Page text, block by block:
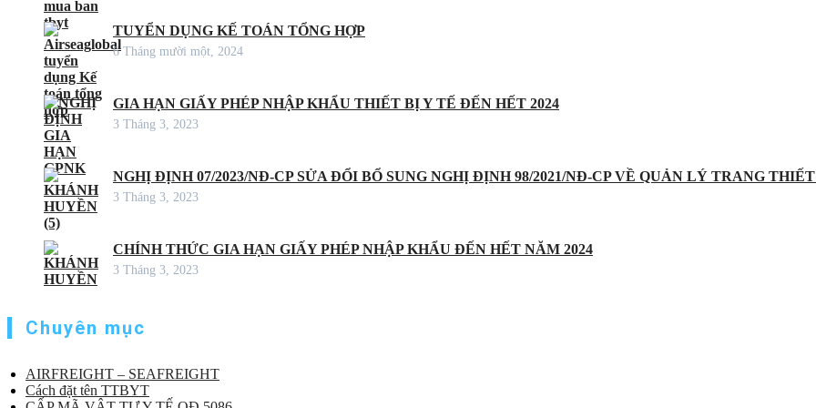
TUYỂN DỤNG KẾ TOÁN TỔNG HỢP
6 Tháng mười một, 2024
GIA HẠN GIẤY PHÉP NHẬP KHẨU THIẾT BỊ Y TẾ ĐẾN HẾT 2024
3 Tháng 3, 2023
NGHỊ ĐỊNH 07/2023/NĐ-CP SỬA ĐỔI BỔ SUNG NGHỊ ĐỊNH 98/2021/NĐ-CP VỀ QUẢN LÝ TRANG
3 Tháng 3, 2023
CHÍNH THỨC GIA HẠN GIẤY PHÉP NHẬP KHẨU ĐẾN HẾT NĂM 2024
3 Tháng 3, 2023
Chuyên mục
AIRFREIGHT – SEAFREIGHT
Cách đặt tên TTBYT